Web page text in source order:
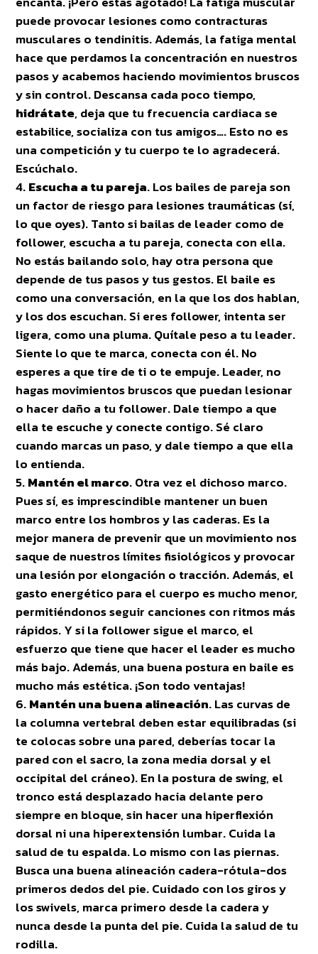
puede provocar lesiones como contracturas
musculares o tendinitis. Además, la fatiga mental
hace que perdamos la concentración en nuestros
pasos y acabemos haciendo movimientos bruscos
y sin control. Descansa cada poco tiempo,
hidrátate, deja que tu frecuencia cardiaca se
estabilice, socializa con tus amigos…. Esto no es
una competición y tu cuerpo te lo agradecerá.
Escúchalo.
Escucha a tu pareja. Los bailes de pareja son
un factor de riesgo para lesiones traumáticas (sí,
lo que oyes). Tanto si bailas de leader como de
follower, escucha a tu pareja, conecta con ella.
No estás bailando solo, hay otra persona que
depende de tus pasos y tus gestos. El baile es
como una conversación, en la que los dos hablan,
y los dos escuchan. Si eres follower, intenta ser
ligera, como una pluma. Quítale peso a tu leader.
Siente lo que te marca, conecta con él. No
esperes a que tire de ti o te empuje. Leader, no
hagas movimientos bruscos que puedan lesionar
o hacer daño a tu follower. Dale tiempo a que
ella te escuche y conecte contigo. Sé claro
cuando marcas un paso, y dale tiempo a que ella
lo entienda.
Mantén el marco. Otra vez el dichoso marco.
Pues sí, es imprescindible mantener un buen
marco entre los hombros y las caderas. Es la
mejor manera de prevenir que un movimiento nos
saque de nuestros límites fisiológicos y provocar
una lesión por elongación o tracción. Además, el
gasto energético para el cuerpo es mucho menor,
permitiéndonos seguir canciones con ritmos más
rápidos. Y si la follower sigue el marco, el
esfuerzo que tiene que hacer el leader es mucho
más bajo. Además, una buena postura en baile es
mucho más estética. ¡Son todo ventajas!
Mantén una buena alineación. Las curvas de
la columna vertebral deben estar equilibradas (si
te colocas sobre una pared, deberías tocar la
pared con el sacro, la zona media dorsal y el
occipital del cráneo). En la postura de swing, el
tronco está desplazado hacia delante pero
siempre en bloque, sin hacer una hiperflexión
dorsal ni una hiperextensión lumbar. Cuida la
salud de tu espalda. Lo mismo con las piernas.
Busca una buena alineación cadera-rótula-dos
primeros dedos del pie. Cuidado con los giros y
los swivels, marca primero desde la cadera y
nunca desde la punta del pie. Cuida la salud de tu
rodilla.